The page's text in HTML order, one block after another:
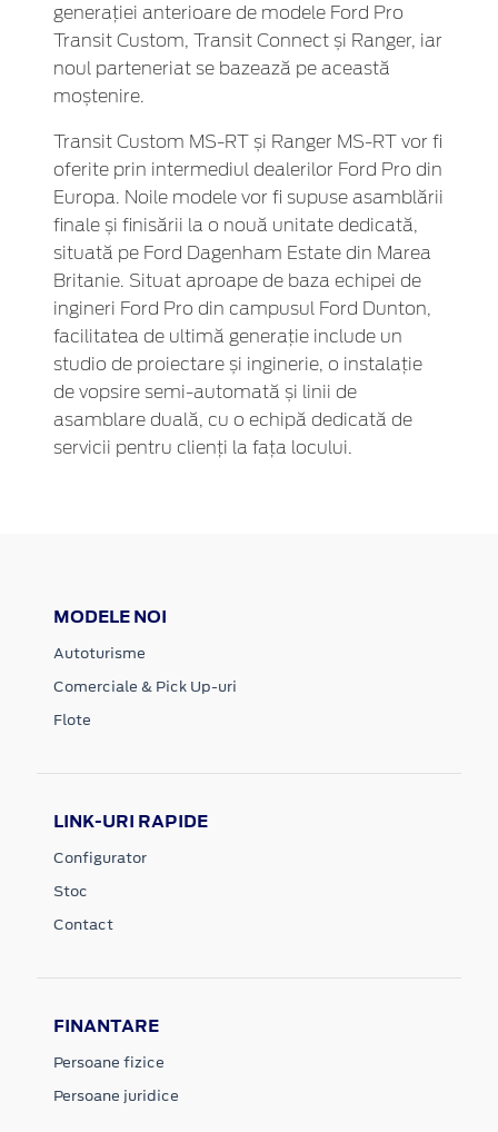
generației anterioare de modele Ford Pro
Transit Custom, Transit Connect și Ranger, iar
noul parteneriat se bazează pe această
moștenire.
Transit Custom MS-RT și Ranger MS-RT vor fi
oferite prin intermediul dealerilor Ford Pro din
Europa. Noile modele vor fi supuse asamblării
finale și finisării la o nouă unitate dedicată,
situată pe Ford Dagenham Estate din Marea
Britanie. Situat aproape de baza echipei de
ingineri Ford Pro din campusul Ford Dunton,
facilitatea de ultimă generație include un
studio de proiectare și inginerie, o instalație
de vopsire semi-automată și linii de
asamblare duală, cu o echipă dedicată de
servicii pentru clienți la fața locului.
MODELE NOI
Autoturisme
Comerciale & Pick Up-uri
Flote
LINK-URI RAPIDE
Configurator
Stoc
Contact
FINANTARE
Persoane fizice
Persoane juridice